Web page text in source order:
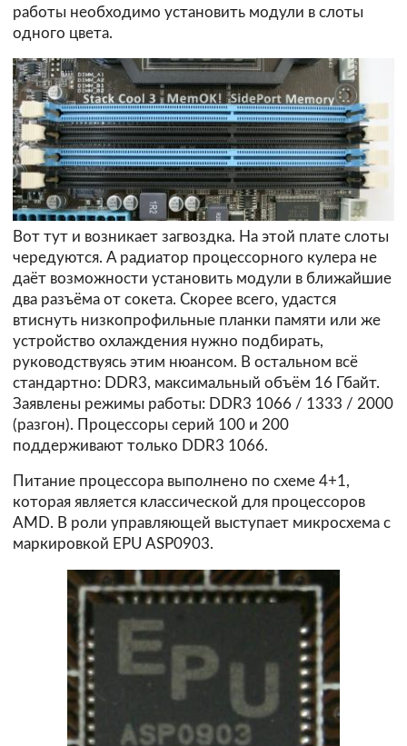
работы необходимо установить модули в слоты
одного цвета.
Вот тут и возникает загвоздка. На этой плате слоты
чередуются. А радиатор процессорного кулера не
даёт возможности установить модули в ближайшие
два разъёма от сокета. Скорее всего, удастся
втиснуть низкопрофильные планки памяти или же
устройство охлаждения нужно подбирать,
руководствуясь этим нюансом. В остальном всё
стандартно: DDR3, максимальный объём 16 Гбайт.
Заявлены режимы работы: DDR3 1066 / 1333 / 2000
(разгон). Процессоры серий 100 и 200
поддерживают только DDR3 1066.
Питание процессора выполнено по схеме 4+1,
которая является классической для процессоров
AMD. В роли управляющей выступает микросхема с
маркировкой EPU ASP0903.